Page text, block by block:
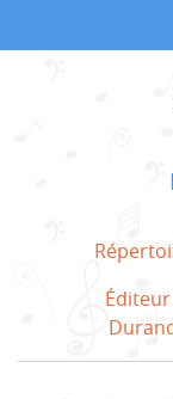
Éditeur